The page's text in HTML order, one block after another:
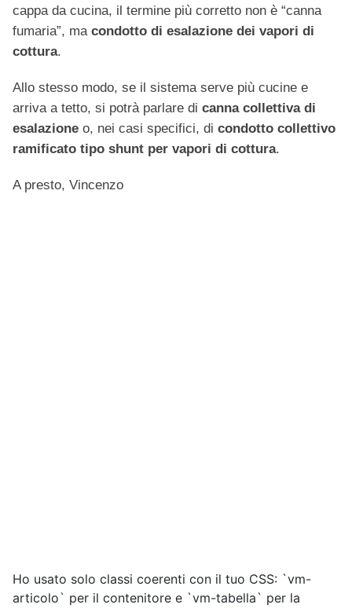
cappa da cucina, il termine più corretto non è “canna
fumaria”, ma condotto di esalazione dei vapori di
cottura.
Allo stesso modo, se il sistema serve più cucine e
arriva a tetto, si potrà parlare di canna collettiva di
esalazione o, nei casi specifici, di condotto collettivo
ramificato tipo shunt per vapori di cottura.
A presto, Vincenzo
Ho usato solo classi coerenti con il tuo CSS: `vm-
articolo` per il contenitore e `vm-tabella` per la